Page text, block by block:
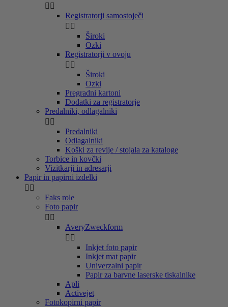
 
Registratorji samostoječi
 
Široki
Ozki
Registratorji v ovoju
 
Široki
Ozki
Pregradni kartoni
Dodatki za registratorje
Predalniki, odlagalniki
 
Predalniki
Odlagalniki
Koški za revije / stojala za kataloge
Torbice in kovčki
Vizitkarji in adresarji
Papir in papirni izdelki
 
Faks role
Foto papir
 
AveryZweckform
 
Inkjet foto papir
Inkjet mat papir
Univerzalni papir
Papir za barvne laserske tiskalnike
Apli
Activejet
Fotokopirni papir